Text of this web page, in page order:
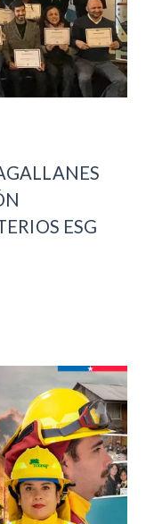
ESG